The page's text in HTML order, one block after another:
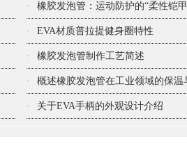
· 橡胶发泡管：运动防护的“柔性铠
· EVA材质普拉提健身圈特性
· 橡胶发泡管制作工艺简述
· 概述橡胶发泡管在工业领域的保温
· 关于EVA手柄的外观设计介绍